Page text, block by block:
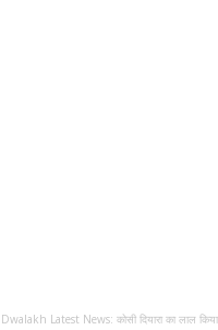
Dwalakh Latest News: कोसी दियारा का लाल